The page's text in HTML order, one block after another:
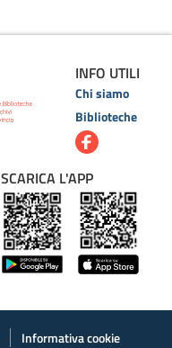
INFO UTILI
Chi siamo
Biblioteche
SCARICA L'APP
Informativa cookie